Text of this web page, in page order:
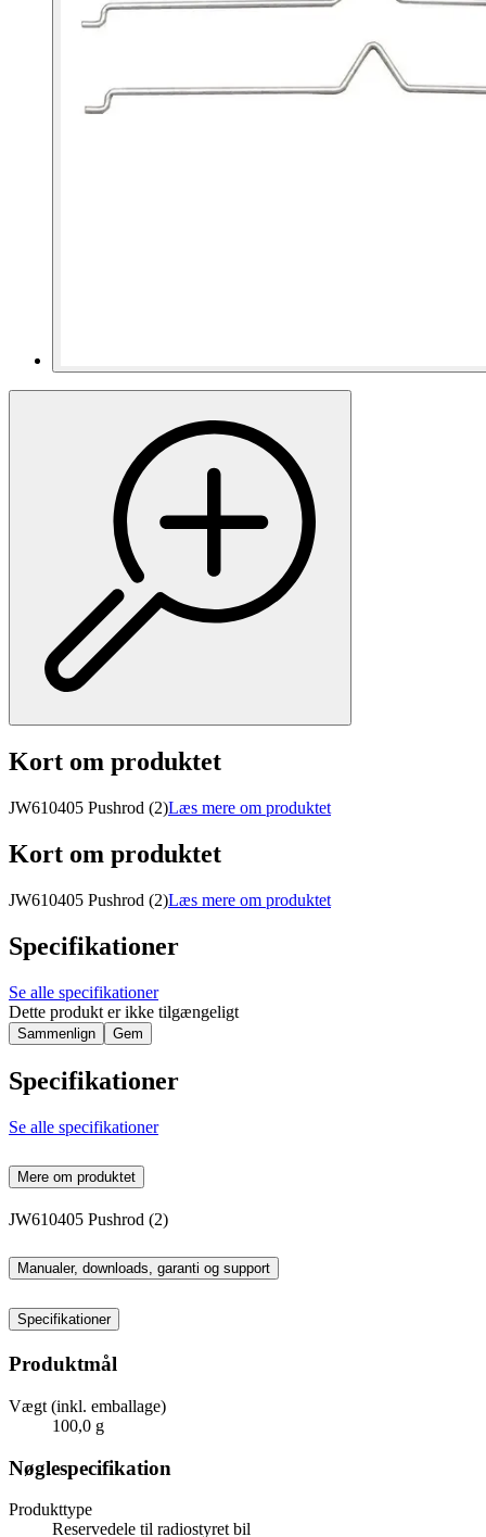
Kort om produktet
JW610405 Pushrod (2)Læs mere om produktet
Kort om produktet
JW610405 Pushrod (2)Læs mere om produktet
Specifikationer
Se alle specifikationer
Dette produkt er ikke tilgængeligt
Sammenlign Gem
Specifikationer
Se alle specifikationer
Mere om produktet
JW610405 Pushrod (2)
Manualer, downloads, garanti og support
Specifikationer
Produktmål
Vægt (inkl. emballage)
100,0 g
Nøglespecifikation
Produkttype
Reservedele til radiostyret bil